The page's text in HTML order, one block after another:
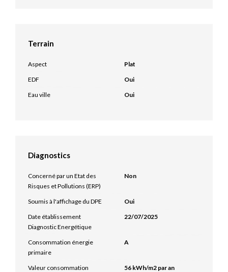
Terrain
Aspect
Plat
EDF
Oui
Eau ville
Oui
Diagnostics
Concerné par un Etat des
Risques et Pollutions (ERP)
Non
Soumis à l'affichage du DPE
Oui
Date établissement
Diagnostic Energétique
22/07/2025
Consommation énergie
primaire
A
Valeur consommation
56 kWh/m2 par an